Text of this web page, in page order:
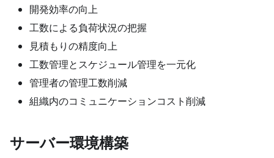
開発効率の向上
工数による負荷状況の把握
見積もりの精度向上
工数管理とスケジュール管理を一元化
管理者の管理工数削減
組織内のコミュニケーションコスト削減
サーバー環境構築